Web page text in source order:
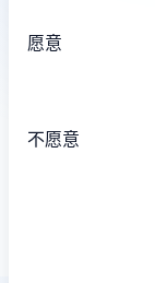
愿意
不愿意